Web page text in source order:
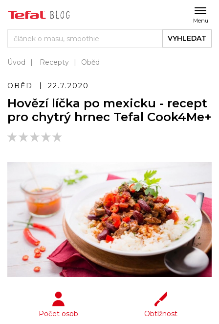
Menu
VYHLEDAT
Úvod Recepty Oběd
OBĚD 22.7.2020
Hovězí líčka po mexicku - recept
pro chytrý hrnec Tefal Cook4Me+
Počet osob Obtížnost